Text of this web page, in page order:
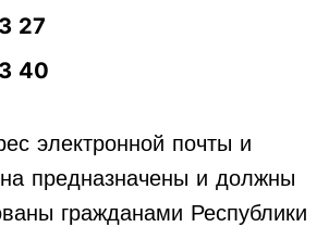
27
40
электронной почты и
предназначены и должны
гражданами Республики